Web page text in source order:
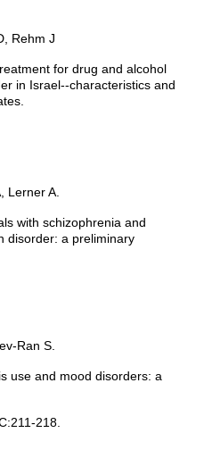
Rehm J
for drug and alcohol
in Israel--characteristics and
Lerner A.
with schizophrenia and
disorder: a preliminary
Ran S.
use and mood disorders: a
218.